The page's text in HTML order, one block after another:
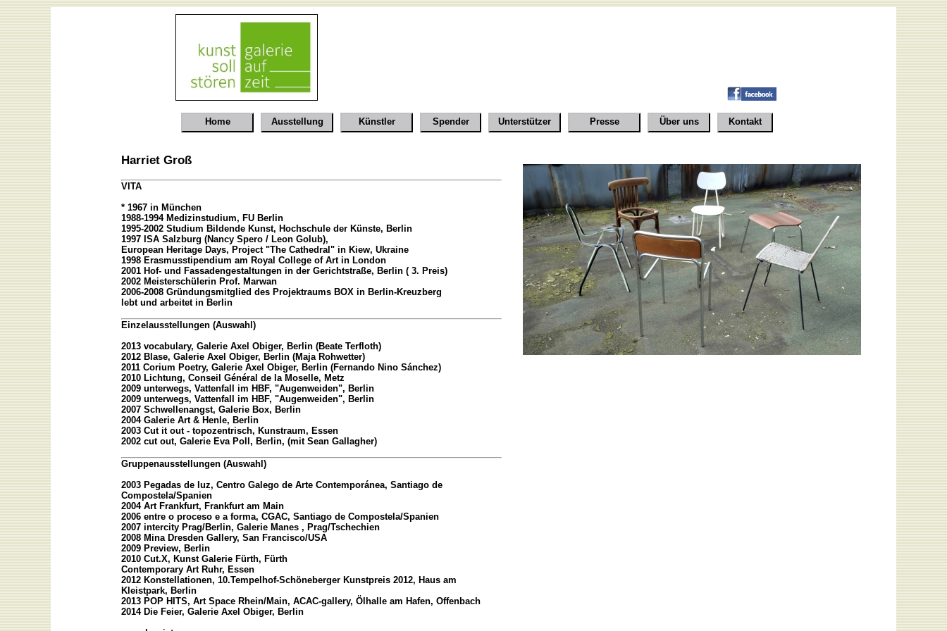
Home Ausstellung Künstler Spender Unterstützer Presse Über uns Kontakt
Harriet Groß
VITA
* 1967 in München
1988-1994 Medizinstudium, FU Berlin
1995-2002 Studium Bildende Kunst, Hochschule der Künste, Berlin
1997 ISA Salzburg (Nancy Spero / Leon Golub),
European Heritage Days, Project "The Cathedral" in Kiew, Ukraine
1998 Erasmusstipendium am Royal College of Art in London
2001 Hof- und Fassadengestaltungen in der Gerichtstraße, Berlin ( 3. Preis)
2002 Meisterschülerin Prof. Marwan
2006-2008 Gründungsmitglied des Projektraums BOX in Berlin-Kreuzberg
lebt und arbeitet in Berlin
Einzelausstellungen (Auswahl)
2013 vocabulary, Galerie Axel Obiger, Berlin (Beate Terfloth)
2012 Blase, Galerie Axel Obiger, Berlin (Maja Rohwetter)
2011 Corium Poetry, Galerie Axel Obiger, Berlin (Fernando Nino Sánchez)
2010 Lichtung, Conseil Général de la Moselle, Metz
2009 unterwegs, Vattenfall im HBF, "Augenweiden", Berlin
2009 unterwegs, Vattenfall im HBF, "Augenweiden", Berlin
2007 Schwellenangst, Galerie Box, Berlin
2004 Galerie Art & Henle, Berlin
2003 Cut it out - topozentrisch, Kunstraum, Essen
2002 cut out, Galerie Eva Poll, Berlin, (mit Sean Gallagher)
Gruppenausstellungen (Auswahl)
2003 Pegadas de luz, Centro Galego de Arte Contemporánea, Santiago de
Compostela/Spanien
2004 Art Frankfurt, Frankfurt am Main
2006 entre o proceso e a forma, CGAC, Santiago de Compostela/Spanien
2007 intercity Prag/Berlin, Galerie Manes , Prag/Tschechien
2008 Mina Dresden Gallery, San Francisco/USA
2009 Preview, Berlin
2010 Cut.X, Kunst Galerie Fürth, Fürth
Contemporary Art Ruhr, Essen
2012 Konstellationen, 10.Tempelhof-Schöneberger Kunstpreis 2012, Haus am
Kleistpark, Berlin
2013 POP HITS, Art Space Rhein/Main, ACAC-gallery, Ölhalle am Hafen, Offenbach
2014 Die Feier, Galerie Axel Obiger, Berlin